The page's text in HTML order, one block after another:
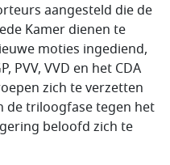
aangesteld die de
Kamer dienen te
moties ingediend,
PVV, VVD en het CDA
zich te verzetten
de triloogfase tegen het
beloofd zich te